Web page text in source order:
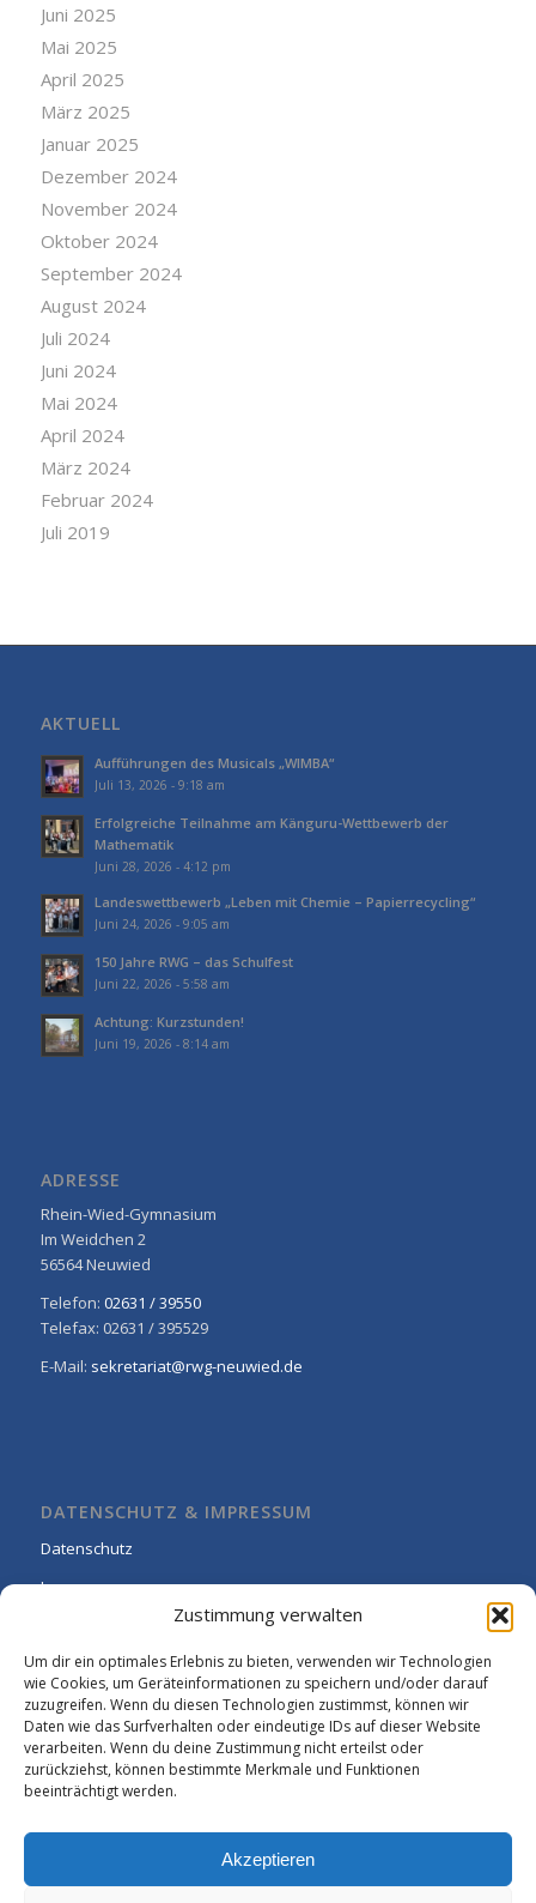
Zustimmung verwalten
Um dir ein optimales Erlebnis zu bieten, verwenden wir Technologien
wie Cookies, um Geräteinformationen zu speichern und/oder darauf
zuzugreifen. Wenn du diesen Technologien zustimmst, können wir
Daten wie das Surfverhalten oder eindeutige IDs auf dieser Website
verarbeiten. Wenn du deine Zustimmung nicht erteilst oder
zurückziehst, können bestimmte Merkmale und Funktionen
beeinträchtigt werden.
Akzeptieren
Juni 2025
Mai 2025
April 2025
März 2025
Januar 2025
Dezember 2024
November 2024
Oktober 2024
September 2024
August 2024
Juli 2024
Juni 2024
Mai 2024
April 2024
März 2024
Februar 2024
Juli 2019
AKTUELL
Aufführungen des Musicals „WIMBA“
Juli 13, 2026 - 9:18 am
Erfolgreiche Teilnahme am Känguru-Wettbewerb der
Mathematik
Juni 28, 2026 - 4:12 pm
Landeswettbewerb „Leben mit Chemie – Papierrecycling“
Juni 24, 2026 - 9:05 am
150 Jahre RWG – das Schulfest
Juni 22, 2026 - 5:58 am
Achtung: Kurzstunden!
Juni 19, 2026 - 8:14 am
ADRESSE
Rhein-Wied-Gymnasium
Im Weidchen 2
56564 Neuwied
Telefon: 02631 / 39550
Telefax: 02631 / 395529
E-Mail: sekretariat@rwg-neuwied.de
DATENSCHUTZ & IMPRESSUM
Datenschutz
Impressum
Cookie-Richtlinie (EU)